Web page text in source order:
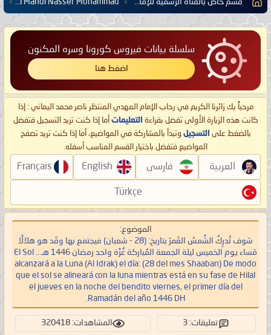
سلسلة بيانات فيروس كورونا وسره المكنون
اضغط هنا
مرحباً بك زائرنا الكريم في رحاب الإمام المهدي المنتظر ناصر محمد اليماني : إذا
كانت هذه الزيارة الأولى تفضل بقراءة التعليمات أما إذا كنت تريد التسجيل فتفضل
بالضغط على التسجيل وتبدأ بالمشاركة في المواضيع، أما إذا كنت تريد تصفح
المواضيع فتفضل باختيار القسم المناسب أسفله.
العربية فارسی English
Français
Türkçe
الموضوع:
سَوف تُدرِكُ الشَّمسُ القَمرَ بتاريخ: (28 - شعبان) فيجتمع بها وقَد هو هلالًا
مَساء يوم الخميس ليلة الجمعة المُباركة غُرَّة واحد رمضان 1446 هـ .. El Sol
alcanzará a la Luna (Al Idrak) el día: (28 del mes Shaaban) De modo
que el sol se alineará con la luna mientras está en su fase de Hilal
el jueves en la noche del bendito viernes, el primer día del
Ramadán del año 1446 DH.
تعليقات: 3 المشاهدات: 320418